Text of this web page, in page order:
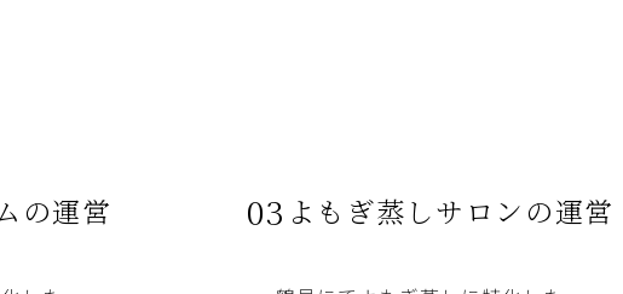
の運営 03 よもぎ蒸しサロンの運営